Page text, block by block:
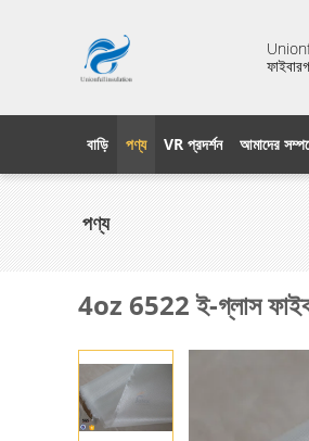
বাড়ি পণ্য VR প্রদর্শন আমাদের
পণ্য
4oz 6522 ই-গ্লাস